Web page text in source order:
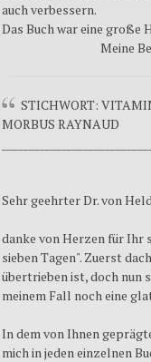
auch verbessern.
Das Buch war eine große
Meine
STICHWORT:
MORBUS RAYNAUD
Sehr geehrter Dr. von
danke von Herzen für Ihr
sieben Tagen". Zuerst
übertrieben ist, doch nun
meinem Fall noch eine
In dem von Ihnen
mich in jeden einzelnen